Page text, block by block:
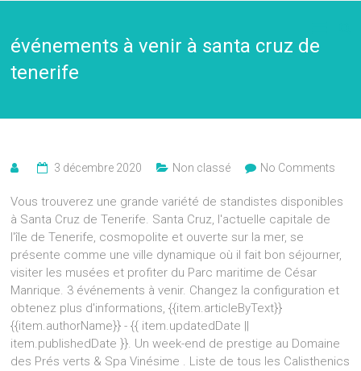
événements à venir à santa cruz de
tenerife
3 décembre 2020 Non classé No Comments
Vous trouverez une grande variété de standistes disponibles
à Santa Cruz de Tenerife. Santa Cruz, l'actuelle capitale de
l'île de Tenerife, cosmopolite et ouverte sur la mer, se
présente comme une ville dynamique où il fait bon séjourner,
visiter les musées et profiter du Parc maritime de César
Manrique. 3 événements à venir. Changez la configuration et
obtenez plus d'informations, {{item.articleByText}}
{{item.authorName}} - {{ item.updatedDate ||
item.publishedDate }}. Un week-end de prestige au Domaine
des Prés verts & Spa Vinésime . Liste de tous les Calisthenics